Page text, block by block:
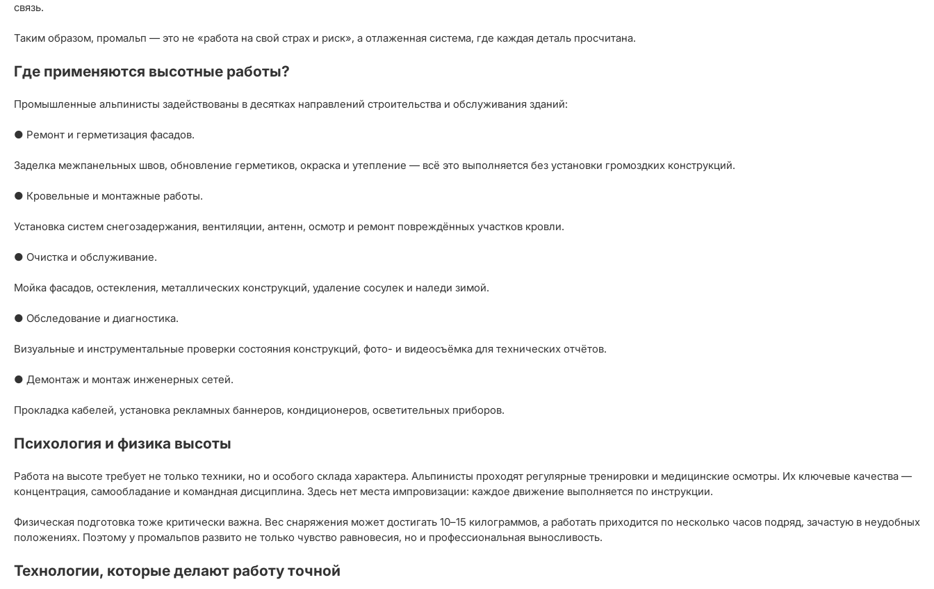
связь.
Таким образом, промальп — это не «работа на свой страх и риск», а отлаженная система, где каждая деталь просчитана.
Где применяются высотные работы?
Промышленные альпинисты задействованы в десятках направлений строительства и обслуживания зданий:
● Ремонт и герметизация фасадов.
Заделка межпанельных швов, обновление герметиков, окраска и утепление — всё это выполняется без установки громоздких конструкций.
● Кровельные и монтажные работы.
Установка систем снегозадержания, вентиляции, антенн, осмотр и ремонт повреждённых участков кровли.
● Очистка и обслуживание.
Мойка фасадов, остекления, металлических конструкций, удаление сосулек и наледи зимой.
● Обследование и диагностика.
Визуальные и инструментальные проверки состояния конструкций, фото- и видеосъёмка для технических отчётов.
● Демонтаж и монтаж инженерных сетей.
Прокладка кабелей, установка рекламных баннеров, кондиционеров, осветительных приборов.
Психология и физика высоты
Работа на высоте требует не только техники, но и особого склада характера. Альпинисты проходят регулярные тренировки и медицинские осмотры. Их ключевые качества —
концентрация, самообладание и командная дисциплина. Здесь нет места импровизации: каждое движение выполняется по инструкции.
Физическая подготовка тоже критически важна. Вес снаряжения может достигать 10–15 килограммов, а работать приходится по несколько часов подряд, зачастую в неудобных
положениях. Поэтому у промальпов развито не только чувство равновесия, но и профессиональная выносливость.
Технологии, которые делают работу точной